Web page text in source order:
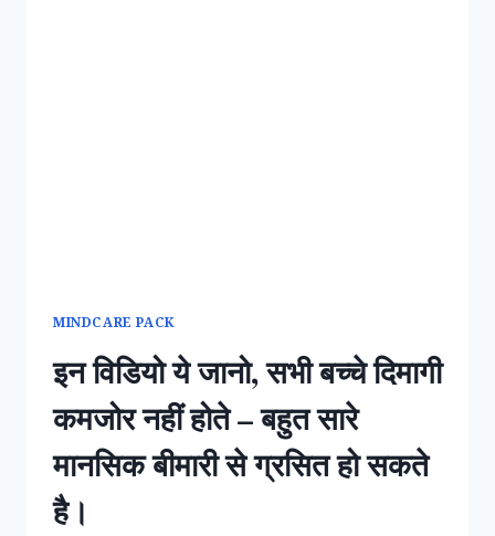
MINDCARE PACK
इन विडियो ये जानो, सभी बच्चे दिमागी
कमजोर नहीं होते – बहुत सारे
मानसिक बीमारी से ग्रसित हो सकते
है।